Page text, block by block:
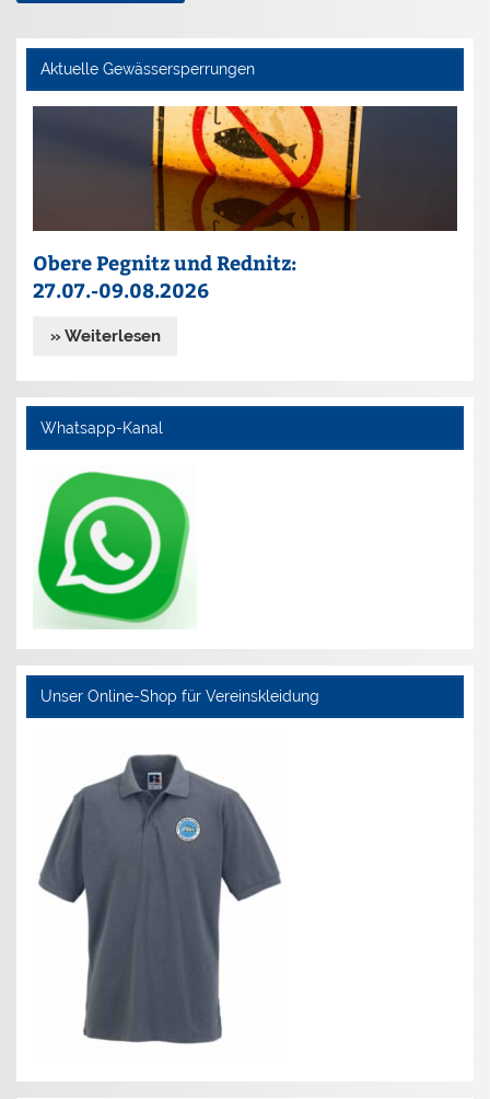
Aktuelle Gewässersperrungen
Obere Pegnitz und Rednitz:
27.07.-09.08.2026
» Weiterlesen
Whatsapp-Kanal
Unser Online-Shop für Vereinskleidung